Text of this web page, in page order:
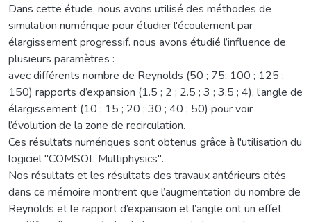
Dans cette étude, nous avons utilisé des méthodes de
simulation numérique pour étudier l'écoulement par
élargissement progressif. nous avons étudié l’influence de
plusieurs paramètres :
avec différents nombre de Reynolds (50 ; 75; 100 ; 125 ;
150) rapports d’expansion (1.5 ; 2 ; 2.5 ; 3 ; 3.5 ; 4), l’angle de
élargissement (10 ; 15 ; 20 ; 30 ; 40 ; 50) pour voir
l’évolution de la zone de recirculation.
Ces résultats numériques sont obtenus grâce à l'utilisation du
logiciel "COMSOL Multiphysics".
Nos résultats et les résultats des travaux antérieurs cités
dans ce mémoire montrent que l’augmentation du nombre de
Reynolds et le rapport d’expansion et l’angle ont un effet